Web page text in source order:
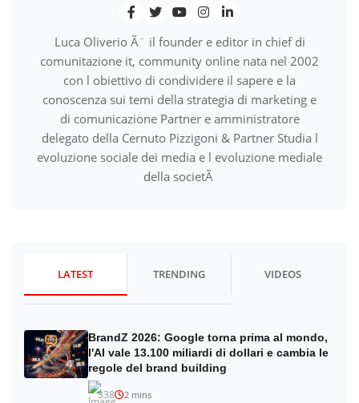
Luca Oliverio Ã¨ il founder e editor in chief di
comunitazione it, community online nata nel 2002
con l obiettivo di condividere il sapere e la
conoscenza sui temi della strategia di marketing e
di comunicazione Partner e amministratore
delegato della Cernuto Pizzigoni & Partner Studia l
evoluzione sociale dei media e l evoluzione mediale
della societÃ
LATEST TRENDING VIDEOS
BrandZ 2026: Google torna prima al mondo,
l'AI vale 13.100 miliardi di dollari e cambia le
regole del brand building
338 2 mins